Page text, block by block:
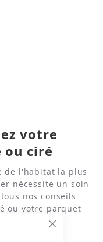
CLOSE
votre
ou ciré
de l'habitat la plus
nécessite un soin
nos conseils
ou votre parquet